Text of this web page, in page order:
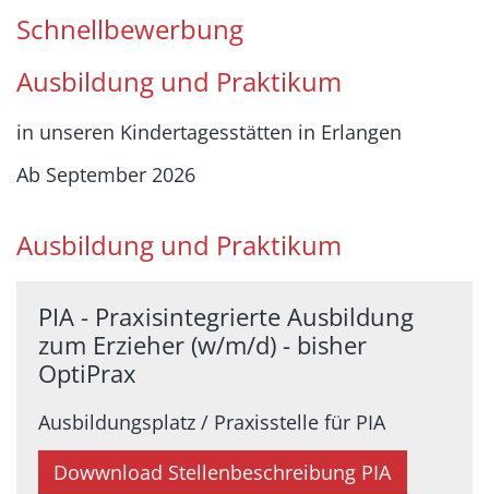
Schnellbewerbung
Ausbildung und Praktikum
in unseren Kindertagesstätten in Erlangen
Ab September 2026
Ausbildung und Praktikum
PIA - Praxisintegrierte Ausbildung
zum Erzieher (w/m/d) - bisher
OptiPrax
Ausbildungsplatz / Praxisstelle für PIA
Dowwnload Stellenbeschreibung PIA